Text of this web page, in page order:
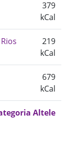
379
kCal
219
kCal
679
kCal
Altele